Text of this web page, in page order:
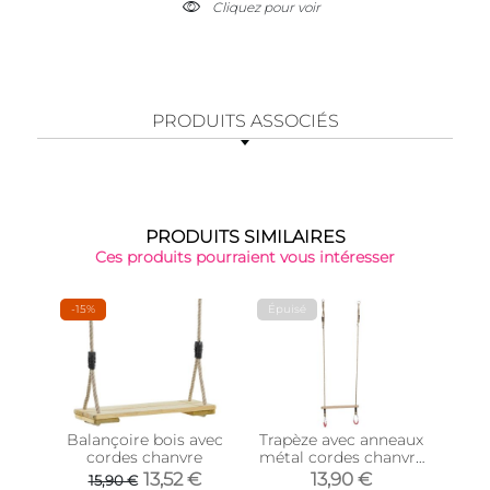
Cliquez pour voir
PRODUITS ASSOCIÉS
PRODUITS SIMILAIRES
Ces produits pourraient vous intéresser
-15%
Balançoire bois avec
cordes chanvre
15,90 € 13,52 €
Épuisé
Trapèze avec anneaux
métal cordes chanvre
(Cordes en chanvre
13,90 €